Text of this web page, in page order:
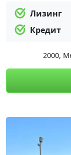
Лизинг
Кредит
2000,